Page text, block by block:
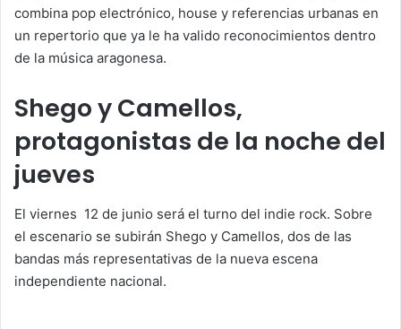
combina pop electrónico, house y referencias urbanas en
un repertorio que ya le ha valido reconocimientos dentro
de la música aragonesa.
Shego y Camellos,
protagonistas de la noche del
jueves
El viernes 12 de junio será el turno del indie rock. Sobre
el escenario se subirán Shego y Camellos, dos de las
bandas más representativas de la nueva escena
independiente nacional.